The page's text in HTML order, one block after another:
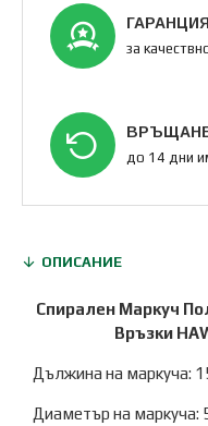
ГАРАНЦИЯ
за
до 14 дни
ОПИСАНИЕ
Спирален Маркуч
Връзки
Дължина на маркуча:
Диаметър на маркуча: